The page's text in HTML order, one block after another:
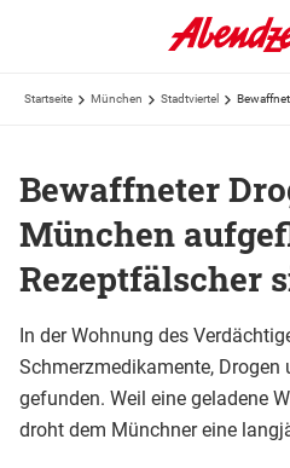
Startseite München Stadtviertel
Bewaffneter
München
Rezeptfälscher
In der Wohnung des
Schmerzmedikamente, Drogen
gefunden. Weil eine geladene
droht dem Münchner eine